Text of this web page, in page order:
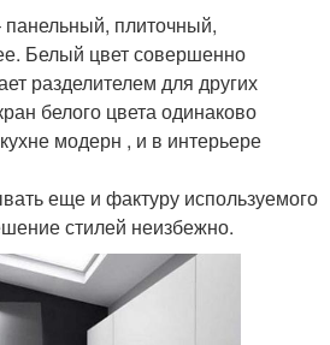
панельный, плиточный,
Белый цвет совершенно
разделителем для других
белого цвета одинаково
модерн , и в интерьере
еще и фактуру используемого
стилей неизбежно.